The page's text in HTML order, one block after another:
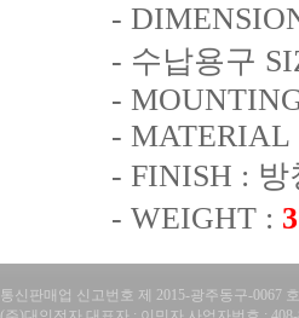
-
- 수납용구
- MOUNTING
- MATERIAL :
- FINISH : 방
- WEIGHT :
통신판매업 신고번호 제 2015-광주동구-0067